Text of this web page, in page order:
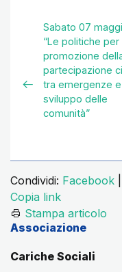
Sabato 07
“Le politiche per
promozione
partecipazione
tra emergenze e
sviluppo delle
comunità”
Condividi: Facebook
Copia link
Stampa articolo
Associazione
Cariche Sociali